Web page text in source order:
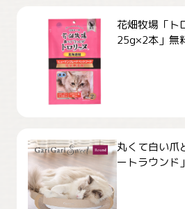
花畑牧場「ト
25g×2本」無
丸くて白い爪
ートラウンド